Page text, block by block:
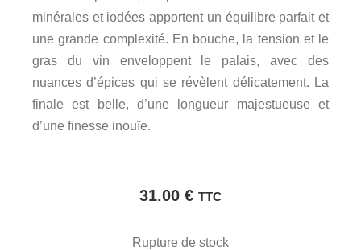
minérales et iodées apportent un équilibre parfait et
une grande complexité. En bouche, la tension et le
gras du vin enveloppent le palais, avec des
nuances d’épices qui se révèlent délicatement. La
finale est belle, d’une longueur majestueuse et
d’une finesse inouïe.
31.00 € TTC
Rupture de stock